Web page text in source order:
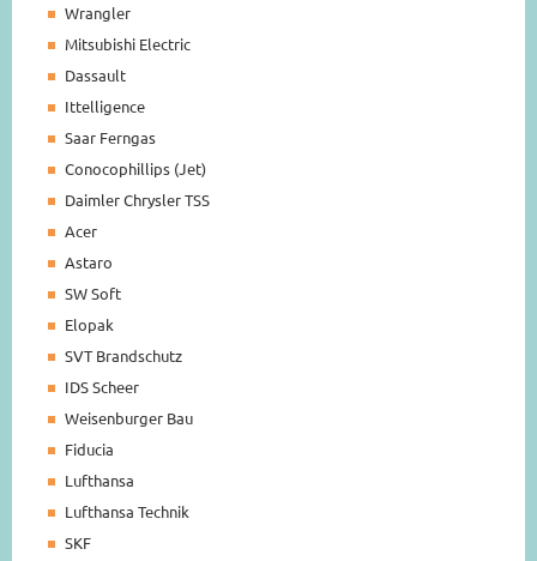
Wrangler
Mitsubishi Electric
Dassault
Ittelligence
Saar Ferngas
Conocophillips (Jet)
Daimler Chrysler TSS
Acer
Astaro
SW Soft
Elopak
SVT Brandschutz
IDS Scheer
Weisenburger Bau
Fiducia
Lufthansa
Lufthansa Technik
SKF